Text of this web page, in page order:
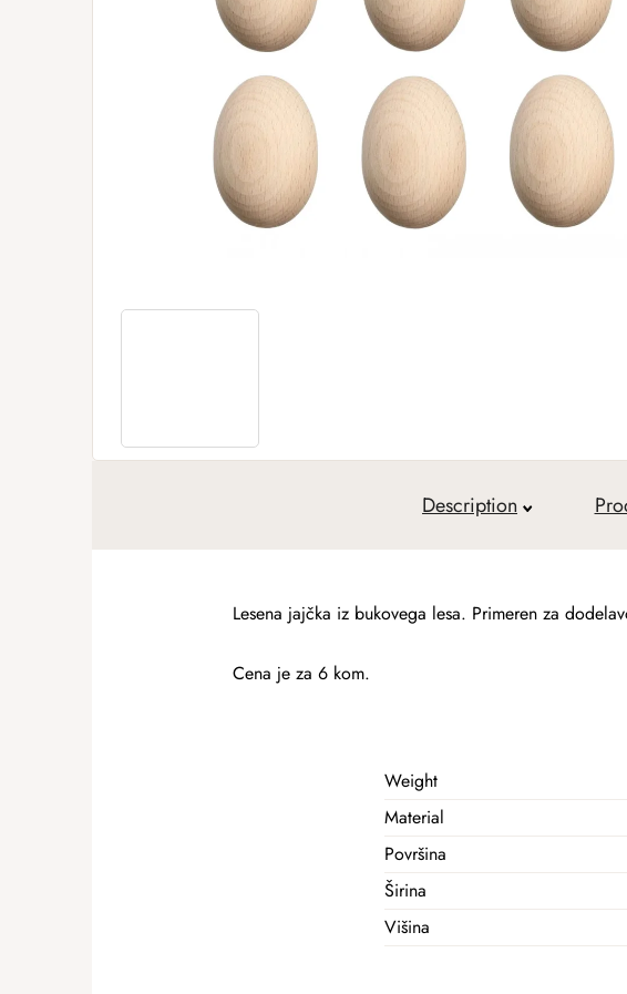
Description
Lesena jajčka iz bukovega lesa. Primeren za
Cena je za 6 kom.
Weight
Material
Površina
Širina
Višina